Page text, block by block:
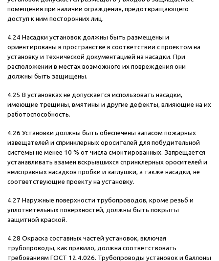
помещения при наличии ограждения, предотвращающего
доступ к ним посторонних лиц.
4.24 Насадки установок должны быть размещены и
ориентированы в пространстве в соответствии с проектом на
установку и технической документацией на насадки. При
расположении в местах возможного их повреждения они
должны быть защищены.
4.25 В установках не допускается использовать насадки,
имеющие трещины, вмятины и другие дефекты, влияющие на их
работоспособность.
4.26 Установки должны быть обеспечены запасом пожарных
извещателей и спринклерных оросителей для побудительной
системы не менее 10 % от числа смонтированных. Запрещается
устанавливать взамен вскрывшихся спринклерных оросителей и
неисправных насадков пробки и заглушки, а также насадки, не
соответствующие проекту на установку.
4.27 Наружные поверхности трубопроводов, кроме резьб и
уплотнительных поверхностей, должны быть покрыты
защитной краской.
4.28 Окраска составных частей установок, включая
трубопроводы, как правило, должна соответствовать
требованиям ГОСТ 12.4.026. Трубопроводы установок и баллоны